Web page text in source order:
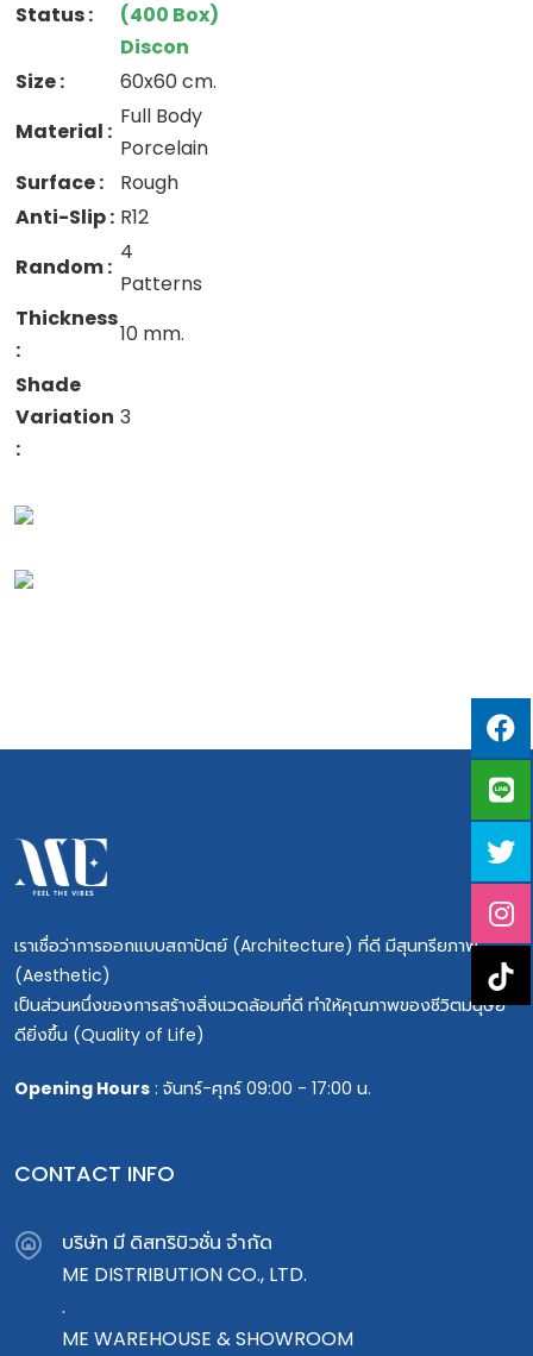
Status :
(400 Box)
Discon
Size :
60x60 cm.
Material :
Full Body
Porcelain
Surface :
Rough
Anti-Slip : R12
Random :
4
Patterns
Thickness
:
10 mm.
Shade
Variation
:
3
เราเชื่อว่าการออกแบบสถาปัตย์ (Architecture) ที่ดี มีสุนทรียภาพ
(Aesthetic)
เป็นส่วนหนึ่งของการสร้างสิ่งแวดล้อมที่ดี ทำให้คุณภาพของชีวิตมนุษย์
ดียิ่งขึ้น (Quality of Life)
Opening Hours : จันทร์-ศุกร์ 09:00 - 17:00 น.
CONTACT INFO
บริษัท มี ดิสทริบิวชั่น จำกัด
ME DISTRIBUTION CO., LTD.
.
ME WAREHOUSE & SHOWROOM